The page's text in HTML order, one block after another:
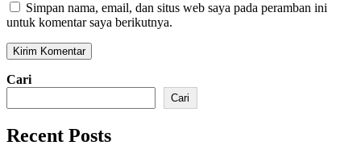
Simpan nama, email, dan situs web saya pada peramban ini
untuk komentar saya berikutnya.
Cari
Cari
Recent Posts